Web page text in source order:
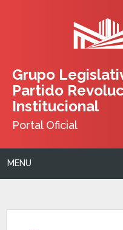
Grupo
Partido
Institucional
Portal Oficial
MENU